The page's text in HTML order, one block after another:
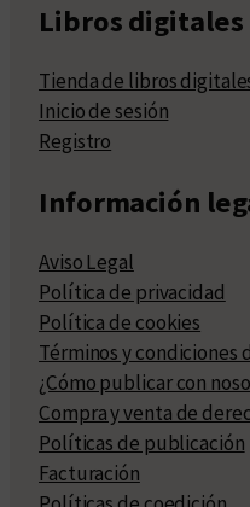
Libros digitales
Tienda de libros
Inicio de sesión
Registro
Información
Aviso Legal
Política de privacidad
Política de cookies
Términos y condiciones
¿Cómo publicar con
Compra y venta de
Políticas de publicación
Facturación